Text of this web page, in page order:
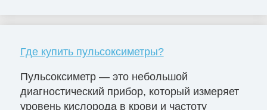
Где купить пульсоксиметры?
Пульсоксиметр — это небольшой
диагностический прибор, который измеряет
уровень кислорода в крови и частоту